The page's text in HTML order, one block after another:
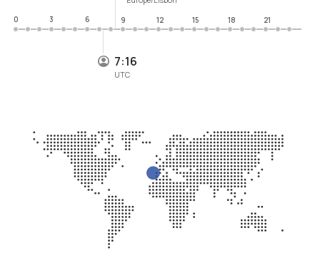
7:16
UTC
0
3 6 9 12 15 18 21